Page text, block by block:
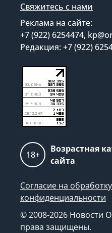
Свяжитесь с нами
Реклама на сайте:
+7 (922) 6254474,
Редакция: +7 (922)
18+
Возрастная
сайта
Согласие на обработку
конфиденциальности
© 2008-2026 Новости
права защищены.